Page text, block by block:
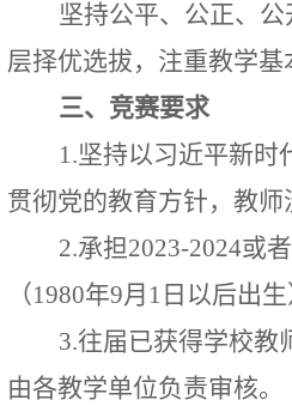
坚持公平、公正、
层择优选拔，注重教学基
三、 竞赛要求
1.坚持以习近平新时
贯彻党的教育方针，教师
2.承担2023-2024或者
（1980年9月1日以后出
3.往届已获得学校教
由各教学单位负责审核。